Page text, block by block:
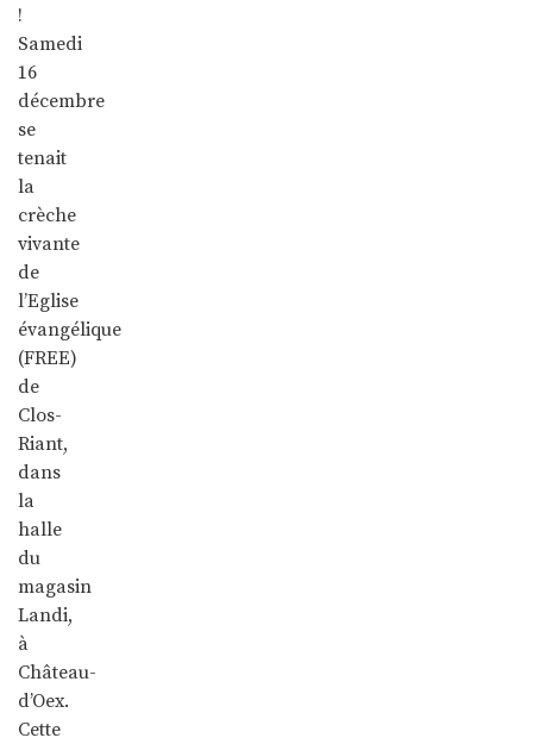
!
Samedi
16
décembre
se
tenait
la
crèche
vivante
de
l’Eglise
évangélique
(FREE)
de
Clos-
Riant,
dans
la
halle
du
magasin
Landi,
à
Château-
d’Oex.
Cette